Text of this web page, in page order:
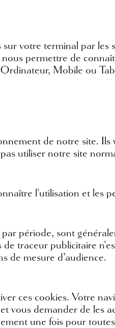
votre terminal par
permettre de
Mobile ou
de notre site.
utiliser notre site
l'utilisation et les
période, sont
traceur publicitaire
de mesure d’audience.
ces cookies. Votre
vous demander de les
une fois pour